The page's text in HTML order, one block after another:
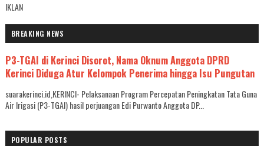
IKLAN
BREAKING NEWS
P3-TGAI di Kerinci Disorot, Nama Oknum Anggota DPRD
Kerinci Diduga Atur Kelompok Penerima hingga Isu Pungutan
suarakerinci.id,KERINCI- Pelaksanaan Program Percepatan Peningkatan Tata Guna
Air Irigasi (P3-TGAI) hasil perjuangan Edi Purwanto Anggota DP...
POPULAR POSTS